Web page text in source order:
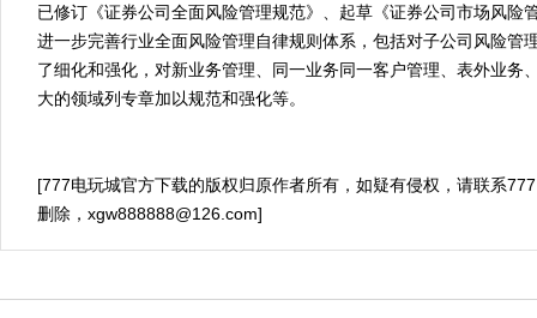
已修订《证券公司全面风险管理规范》、起草《证券公司市场风险
进一步完善行业全面风险管理自律规则体系，包括对子公司风险管
了细化和强化，对新业务管理、同一业务同一客户管理、表外业务
大的领域列专章加以规范和强化等。
[777电玩城官方下载的版权归原作者所有，如疑有侵权，请联系
删除， xgw888888@126.com]